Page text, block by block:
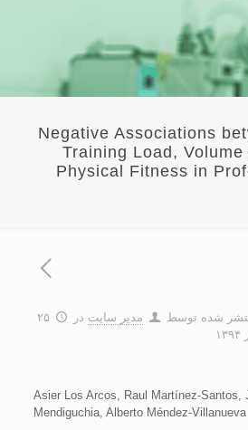
Negative Associations
Training Load,
Physical Fitness in
شده توسط مدیر سایت در
۲۵
Asier Los Arcos, Raul Martínez-Santos,
Mendiguchia, Alberto Méndez-Villanueva